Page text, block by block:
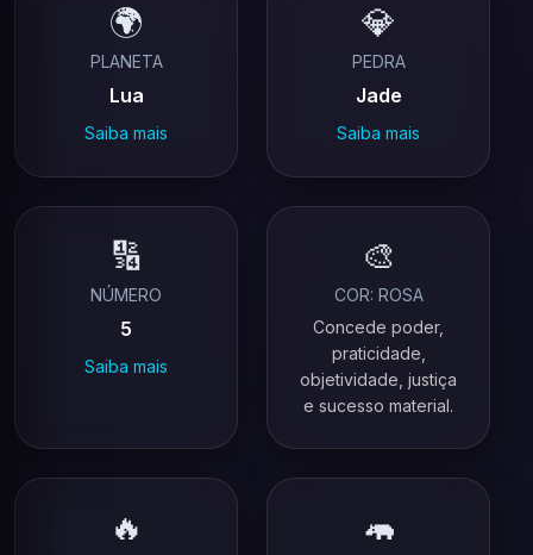
🌍
PLANETA
Lua
Saiba mais
💎
PEDRA
Jade
Saiba mais
🔢
NÚMERO
5
Saiba mais
🎨
COR: ROSA
Concede poder,
praticidade,
objetividade, justiça
e sucesso material.
🔥 🦛